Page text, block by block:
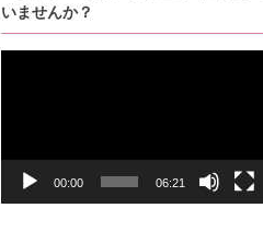
いませんか？
動
00:00 06:21